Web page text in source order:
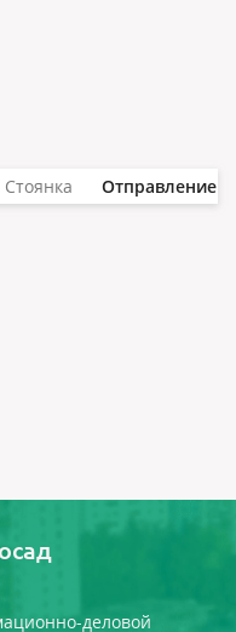
Стоянка Отправление
деловой